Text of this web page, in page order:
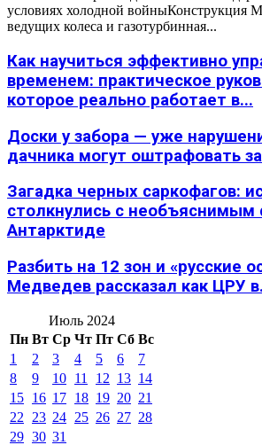
условиях холодной войныКонструкция
ведущих колеса и газотурбинная...
Как научиться эффективно
временем: практическое
которое реально работает в...
Доски у забора — уже
дачника могут оштрафовать
Загадка черных саркофагов:
столкнулись с
Антарктиде
Разбить на 12 зон и «русские
Медведев рассказал как ЦРУ
Июль 2024
Пн Вт Ср Чт Пт Сб Вс
1
2 3 4 5 6
7
8
9 10 11 12 13 14
15 16 17 18 19 20 21
22
23 24 25 26 27 28
29 30 31